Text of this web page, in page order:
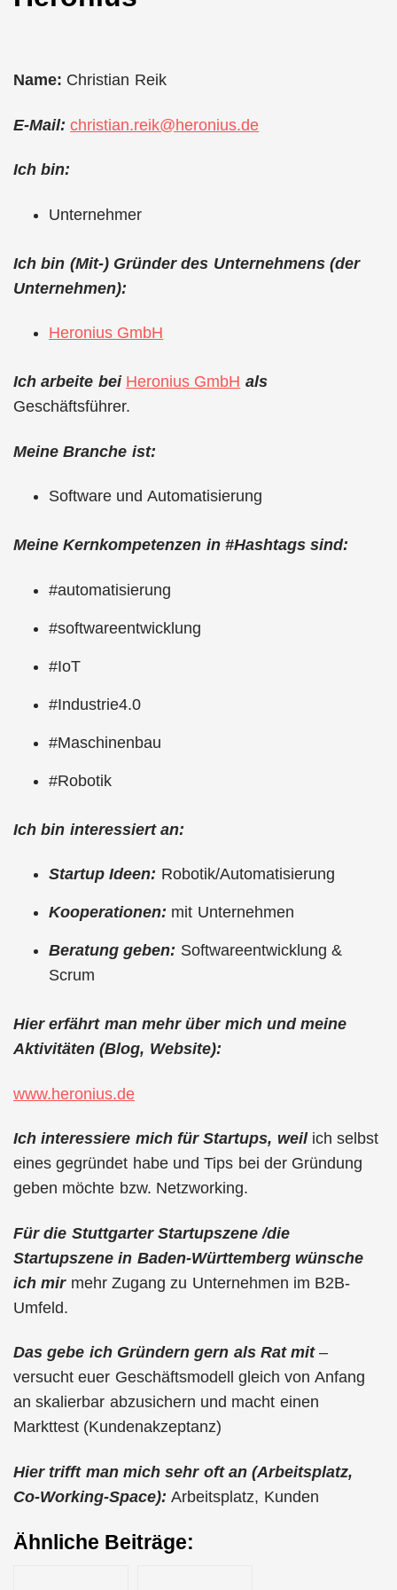
Name: Christian Reik
E-Mail: christian.reik@heronius.de
Ich bin:
Unternehmer
Ich bin (Mit-) Gründer des Unternehmens (der
Unternehmen):
Heronius GmbH
Ich arbeite bei Heronius GmbH als
Geschäftsführer.
Meine Branche ist:
Software und Automatisierung
Meine Kernkompetenzen in #Hashtags sind:
#automatisierung
#softwareentwicklung
#IoT
#Industrie4.0
#Maschinenbau
#Robotik
Ich bin interessiert an:
Startup Ideen: Robotik/Automatisierung
Kooperationen: mit Unternehmen
Beratung geben: Softwareentwicklung &
Scrum
Hier erfährt man mehr über mich und meine
Aktivitäten (Blog, Website):
www.heronius.de
Ich interessiere mich für Startups, weilich selbst
eines gegründet habe und Tips bei der Gründung
geben möchte bzw. Netzworking.
Für die Stuttgarter Startupszene /die
Startupszene in Baden-Württemberg wünsche
ich mir mehr Zugang zu Unternehmen im B2B-
Umfeld.
Das gebe ich Gründern gern als Rat mit–
versucht euer Geschäftsmodell gleich von Anfang
an skalierbar abzusichern und macht einen
Markttest (Kundenakzeptanz)
Hier trifft man mich sehr oft an (Arbeitsplatz,
Co-Working-Space):Arbeitsplatz, Kunden
Ähnliche Beiträge: